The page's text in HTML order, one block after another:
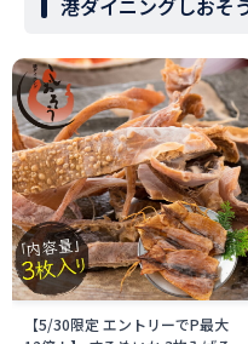
【5/30限定 エントリーでP最大